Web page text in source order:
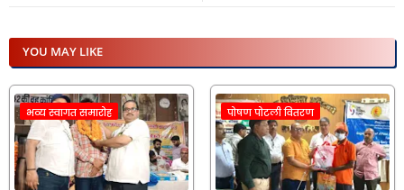
YOU MAY LIKE
भव्य स्वागत समारोह पोषण पोटली वितरण